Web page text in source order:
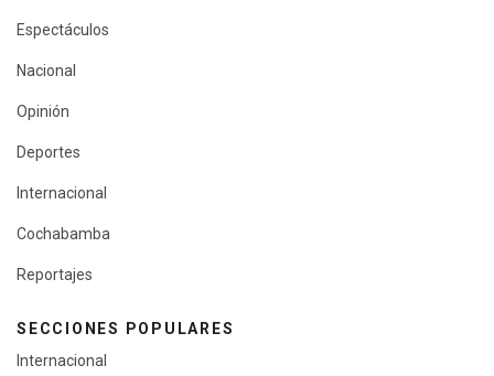
Espectáculos
Nacional
Opinión
Deportes
Internacional
Cochabamba
Reportajes
SECCIONES POPULARES
Internacional